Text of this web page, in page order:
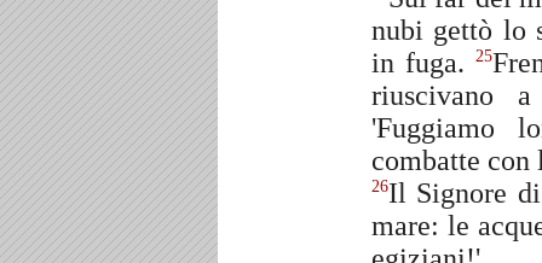
nubi gettò lo
in fuga.25
riuscivano
'Fuggiamo
combatte
26Il Signore
mare: le